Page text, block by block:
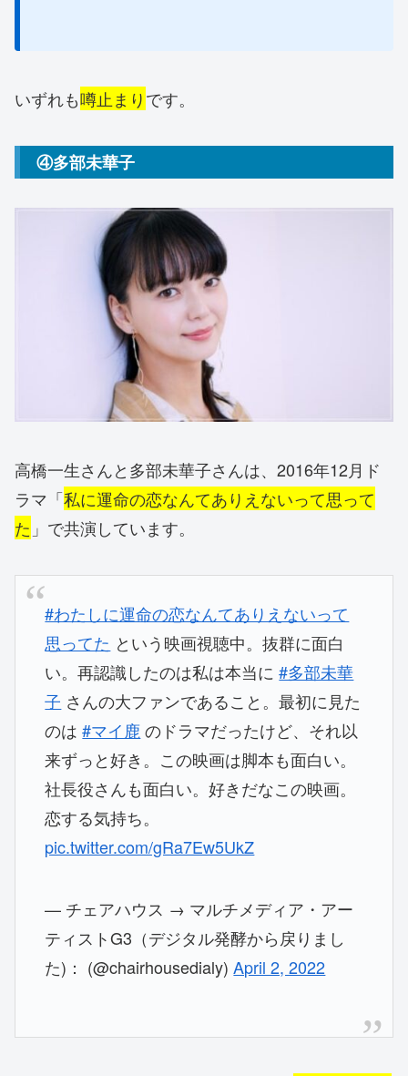
いずれも噂止まりです。
④多部未華子
高橋一生さんと多部未華子さんは、2016年12月ド
ラマ「私に運命の恋なんてありえないって思って
た 」で共演しています。
#わたしに運命の恋なんてありえないって
思ってた という映画視聴中。抜群に面白
い。再認識したのは私は本当に#多部未華
子 さんの大ファンであること。最初に見た
のは#マイ鹿のドラマだったけど、それ以
来ずっと好き。この映画は脚本も面白い。
社長役さんも面白い。好きだなこの映画。
恋する気持ち。
pic.twitter.com/gRa7Ew5UkZ
— チェアハウス → マルチメディア・アー
ティストG3（デジタル発酵から戻りまし
た)： (@chairhousedialy)April 2, 2022